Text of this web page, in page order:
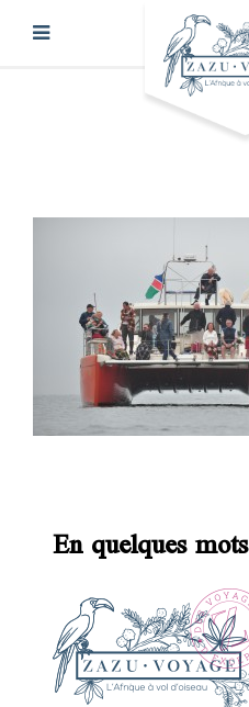
En quelques mots